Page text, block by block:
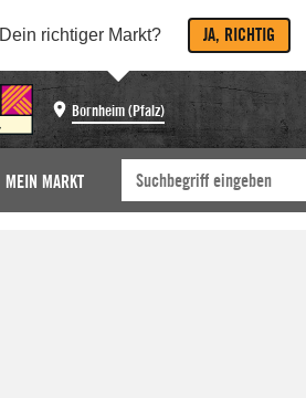
Dein richtiger Markt? JA, RICHTIG
Bornheim (Pfalz)
MEIN MARKT